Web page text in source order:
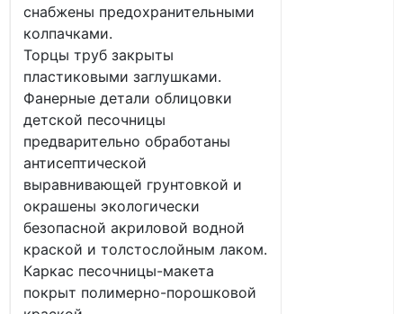
снабжены предохранительными
колпачками.
Торцы труб закрыты
пластиковыми заглушками.
Фанерные детали облицовки
детской песочницы
предварительно обработаны
антисептической
выравнивающей грунтовкой и
окрашены экологически
безопасной акриловой водной
краской и толстослойным лаком.
Каркас песочницы-макета
покрыт полимерно-порошковой